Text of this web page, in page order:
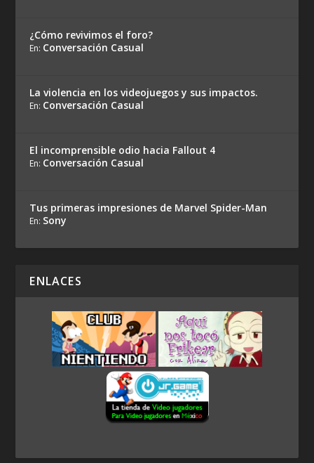
¿Cómo revivimos el foro?
En: Conversación Casual
La violencia en los videojuegos y sus impactos.
En: Conversación Casual
El incomprensible odio hacia Fallout 4
En: Conversación Casual
Tus primeras impresiones de Marvel Spider-Man
En: Sony
ENLACES